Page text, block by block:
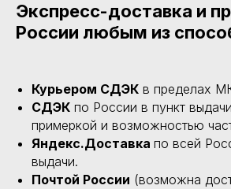
Экспресс-доставка и
России любым из
Курьером СДЭК в пределах
СДЭК по России в пункт
примеркой и возможностью
Яндекс.Доставка по всей
выдачи.
Почтой России (возможна